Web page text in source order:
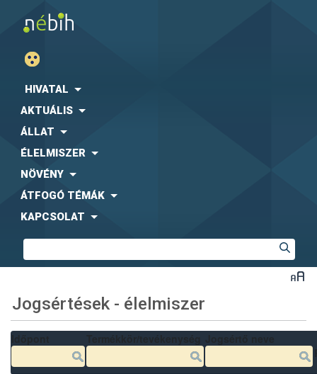
HIVATAL
AKTUÁLIS
ÁLLAT
ÉLELMISZER
NÖVÉNY
ÁTFOGÓ TÉMÁK
KAPCSOLAT
Jogsértések - élelmiszer